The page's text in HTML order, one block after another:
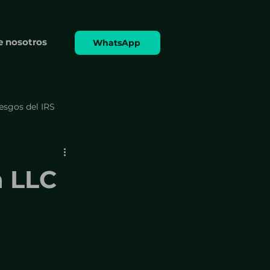
nosotros WhatsApp
del IRS